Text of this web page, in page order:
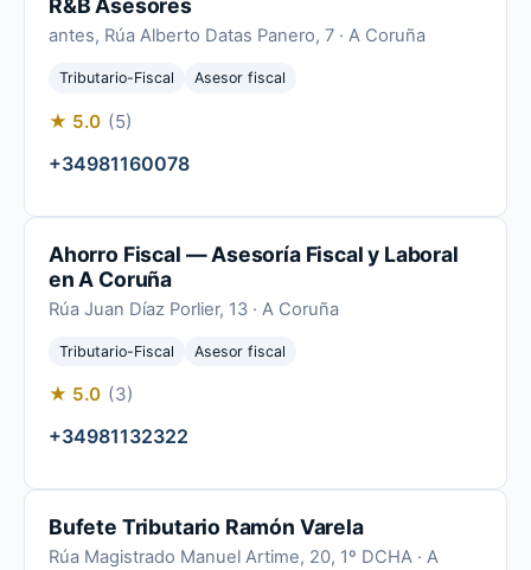
R&B Asesores
antes, Rúa Alberto Datas Panero, 7 · A Coruña
Tributario-Fiscal Asesor fiscal
★ 5.0 (5)
+34981160078
Ahorro Fiscal — Asesoría Fiscal y Laboral
en A Coruña
Rúa Juan Díaz Porlier, 13 · A Coruña
Tributario-Fiscal Asesor fiscal
★ 5.0 (3)
+34981132322
Bufete Tributario Ramón Varela
Rúa Magistrado Manuel Artime, 20, 1º DCHA · A